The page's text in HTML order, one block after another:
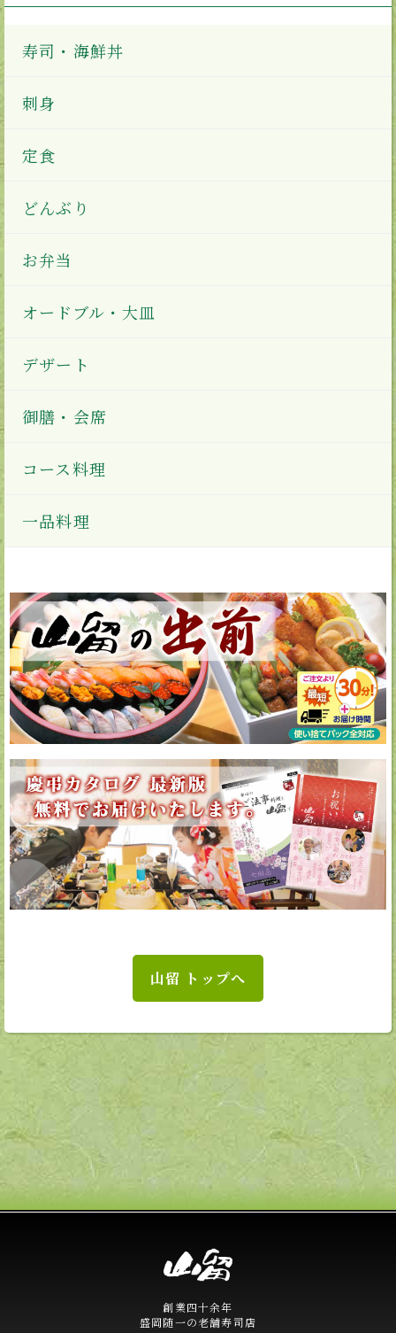
寿司・海鮮丼
刺身
定食
どんぶり
お弁当
オードブル・大皿
デザート
御膳・会席
コース料理
一品料理
山留 トップへ
創業四十余年
盛岡随一の老舗寿司店